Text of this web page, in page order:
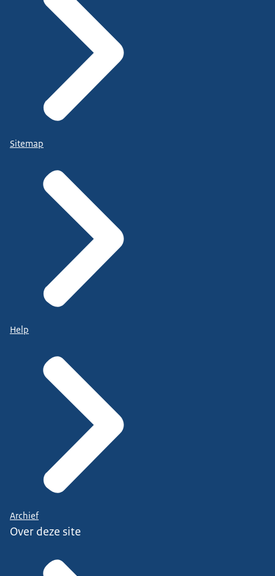
Sitemap
Help
Archief
Over deze site